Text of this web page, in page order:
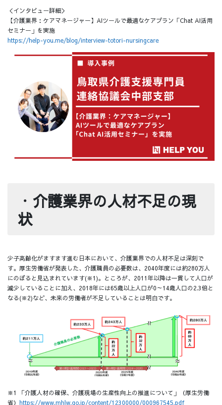
お問い合わせ
＜インタビュー詳細＞
【介護業界：ケアマネージャー】AIツールで最適なケアプラン「Chat AI活用
セミナー」を実施
https://help-you.me/blog/interview-totori-nursingcare
・ 介護業界の人材不足の現
状
少子高齢化がますます進む日本において、介護業界での人材不足は深刻で
す。厚生労働省が発表した、介護職員の必要数は、2040年度には約280万人
にのぼると見込まれています(※1)。ところが、2011年以降は一貫して人口が
減少していることに加え、2018年には65歳以上人口が0～14歳人口の2.3倍と
なる(※2)など、未来の労働者が不足していることは明白です。
※1 「介護人材の確保、介護現場の生産性向上の推進について」（厚生労働
省） https://www.mhlw.go.jp/content/12300000/000967545.pdf